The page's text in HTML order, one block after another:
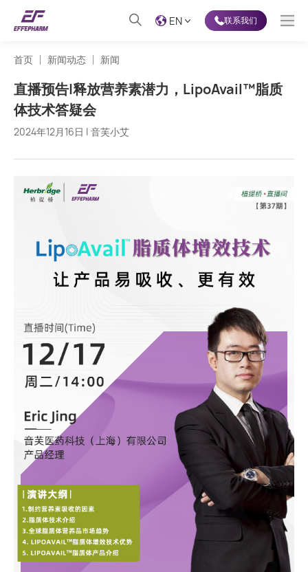
EN 联系我们
首页 新闻动态 新闻
直播预告|释放营养素潜力，LipoAvail™脂质
体技术答疑会
2024年12月16日 | 音芙小艾